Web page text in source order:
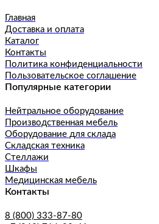
Главная
Доставка и оплата
Каталог
Контакты
Политика конфиденциальности
Пользовательское соглашение
Популярные категории
Нейтральное оборудование
Производственная мебель
Оборудование для склада
Складская техника
Стеллажи
Шкафы
Медицинская мебель
Контакты
8 (800) 333-87-80